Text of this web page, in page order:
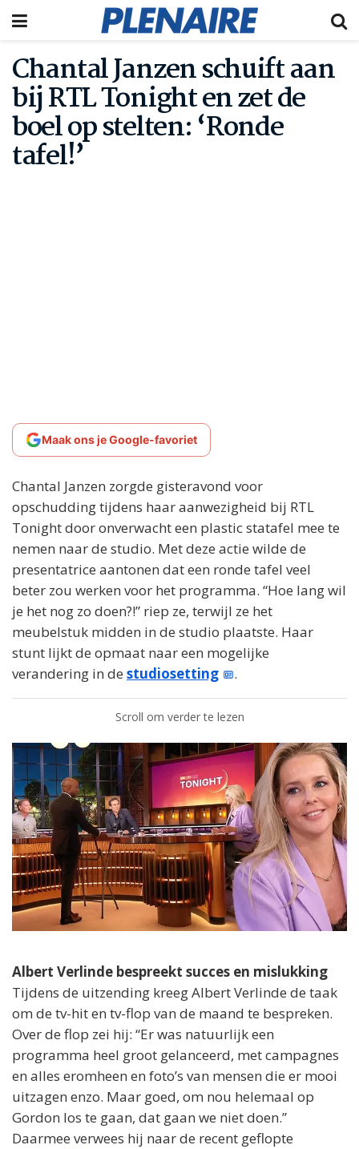
Chantal Janzen schuift aan
bij RTL Tonight en zet de
boel op stelten: ‘Ronde
tafel!’
Maak ons je Google-favoriet
Chantal Janzen zorgde gisteravond voor
opschudding tijdens haar aanwezigheid bij RTL
Tonight door onverwacht een plastic statafel mee te
nemen naar de studio. Met deze actie wilde de
presentatrice aantonen dat een ronde tafel veel
beter zou werken voor het programma. “Hoe lang wil
je het nog zo doen?!” riep ze, terwijl ze het
meubelstuk midden in de studio plaatste. Haar
stunt lijkt de opmaat naar een mogelijke
verandering in de studiosetting .
Scroll om verder te lezen
Albert Verlinde bespreekt succes en mislukking
Tijdens de uitzending kreeg Albert Verlinde de taak
om de tv-hit en tv-flop van de maand te bespreken.
Over de flop zei hij: “Er was natuurlijk een
programma heel groot gelanceerd, met campagnes
en alles eromheen en foto’s van mensen die er mooi
uitzagen enzo. Maar goed, om nou helemaal op
Gordon los te gaan, dat gaan we niet doen.”
Daarmee verwees hij naar de recent geflopte